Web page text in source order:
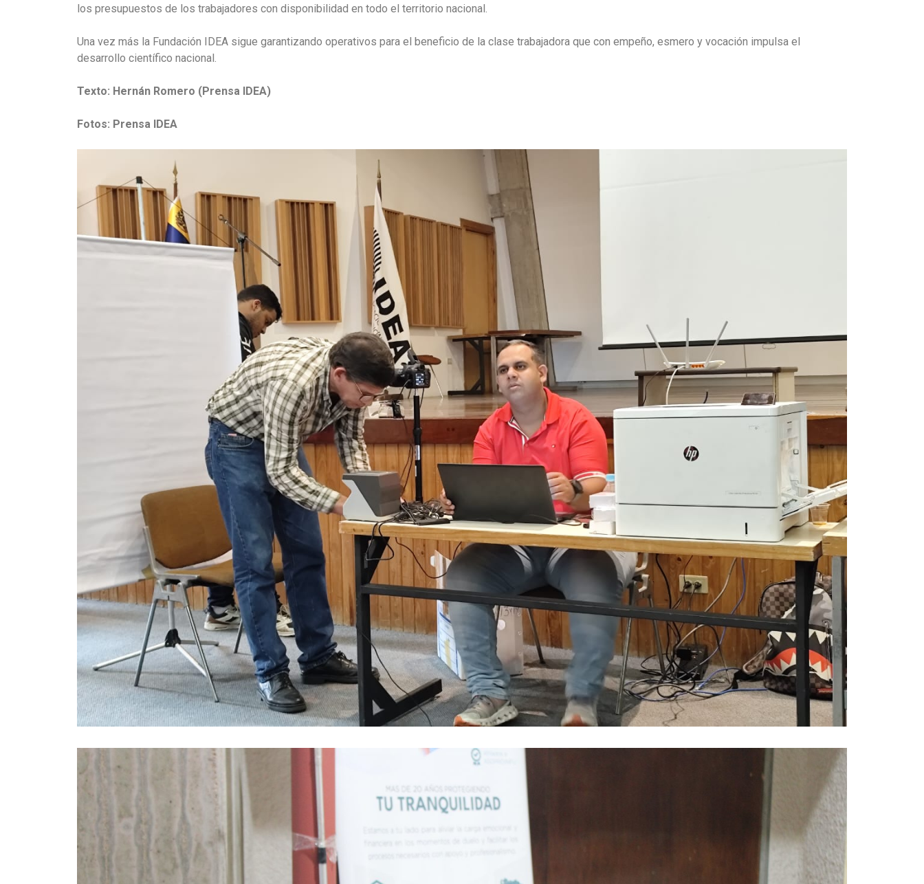
los presupuestos de los trabajadores con disponibilidad en todo el territorio nacional.
Una vez más la Fundación IDEA sigue garantizando operativos para el beneficio de la clase trabajadora que con empeño, esmero y vocación impulsa el
desarrollo científico nacional.
Texto: Hernán Romero (Prensa IDEA)
Fotos: Prensa IDEA